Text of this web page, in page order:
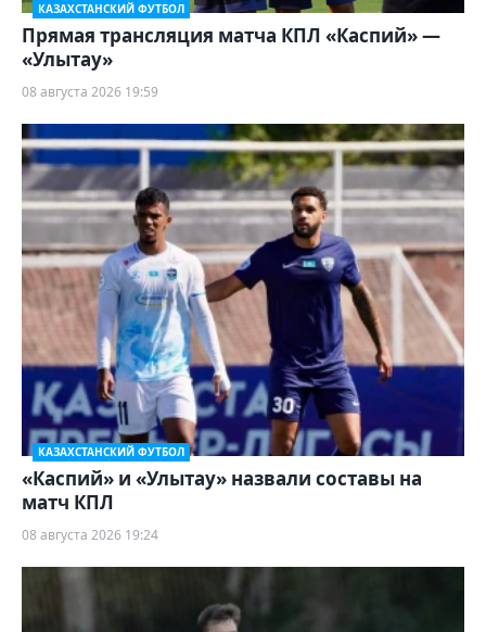
КАЗАХСТАНСКИЙ ФУТБОЛ
Прямая трансляция матча КПЛ «Каспий» —
«Улытау»
08 августа 2026 19:59
КАЗАХСТАНСКИЙ ФУТБОЛ
«Каспий» и «Улытау» назвали составы на
матч КПЛ
08 августа 2026 19:24